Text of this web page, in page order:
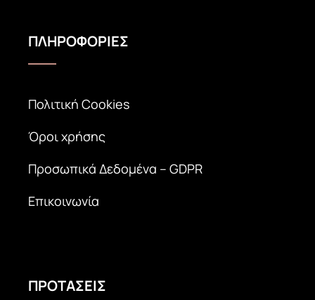
ΠΛΗΡΟΦΟΡΙΕΣ
Πολιτική Cookies
Όροι χρήσης
Προσωπικά Δεδομένα – GDPR
Επικοινωνία
ΠΡΟΤΑΣΕΙΣ